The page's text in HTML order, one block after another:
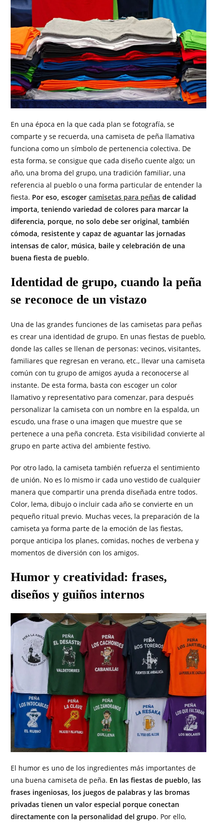
En una época en la que cada plan se fotografía, se
comparte y se recuerda, una camiseta de peña llamativa
funciona como un símbolo de pertenencia colectiva. De
esta forma, se consigue que cada diseño cuente algo; un
año, una broma del grupo, una tradición familiar, una
referencia al pueblo o una forma particular de entender la
fiesta. Por eso, escogercamisetas para peñas de calidad
importa, teniendo variedad de colores para marcar la
diferencia, porque, no solo debe ser original, también
cómoda, resistente y capaz de aguantar las jornadas
intensas de calor, música, baile y celebración de una
buena fiesta de pueblo.
Identidad de grupo, cuando la peña
se reconoce de un vistazo
Una de las grandes funciones de las camisetas para peñas
es crear una identidad de grupo. En unas fiestas de pueblo,
donde las calles se llenan de personas: vecinos, visitantes,
familiares que regresan en verano, etc., llevar una camiseta
común con tu grupo de amigos ayuda a reconocerse al
instante. De esta forma, basta con escoger un color
llamativo y representativo para comenzar, para después
personalizar la camiseta con un nombre en la espalda, un
escudo, una frase o una imagen que muestre que se
pertenece a una peña concreta. Esta visibilidad convierte al
grupo en parte activa del ambiente festivo.
Por otro lado, la camiseta también refuerza el sentimiento
de unión. No es lo mismo ir cada uno vestido de cualquier
manera que compartir una prenda diseñada entre todos.
Color, lema, dibujo o incluir cada año se convierte en un
pequeño ritual previo. Muchas veces, la preparación de la
camiseta ya forma parte de la emoción de las fiestas,
porque anticipa los planes, comidas, noches de verbena y
momentos de diversión con los amigos.
Humor y creatividad: frases,
diseños y guiños internos
El humor es uno de los ingredientes más importantes de
una buena camiseta de peña. En las fiestas de pueblo, las
frases ingeniosas, los juegos de palabras y las bromas
privadas tienen un valor especial porque conectan
directamente con la personalidad del grupo. Por ello,